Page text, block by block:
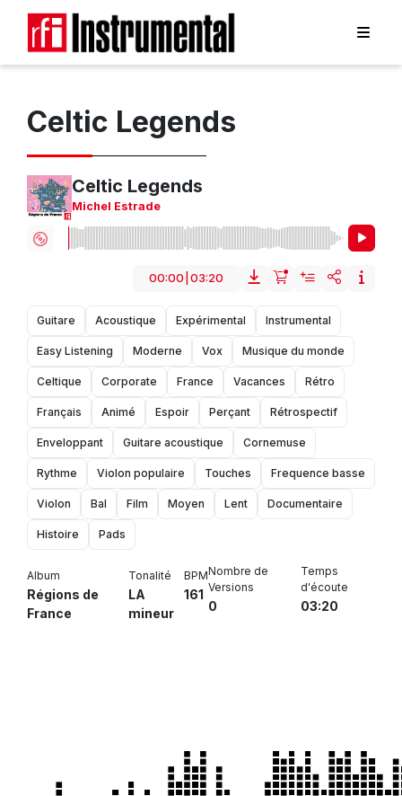
Celtic Legends
Celtic Legends
Michel Estrade
00:00 03:20
Guitare Acoustique Expérimental Instrumental
Easy Listening Moderne Vox Musique du monde
Celtique Corporate France Vacances Rétro
Français Animé Espoir Perçant Rétrospectif
Enveloppant Guitare acoustique Cornemuse
Rythme Violon populaire Touches Frequence basse
Violon Bal Film Moyen Lent Documentaire
Histoire Pads
Album
Régions de
France
Tonalité
LA
mineur
BPM
161
Nombre de
Versions
0
Temps
d'écoute
03:20